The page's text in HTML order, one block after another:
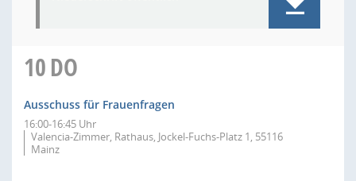
10DO
Ausschuss für Frauenfragen
16:00-16:45 Uhr
Valencia-Zimmer, Rathaus, Jockel-Fuchs-Platz 1, 55116
Mainz